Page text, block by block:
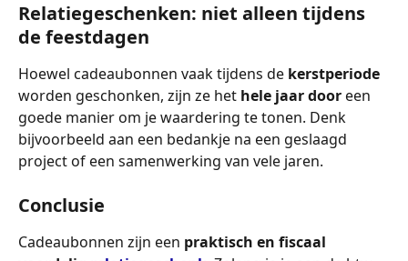
Relatiegeschenken: niet alleen tijdens
de feestdagen
Hoewel cadeaubonnen vaak tijdens de kerstperiode
worden geschonken, zijn ze het hele jaar door een
goede manier om je waardering te tonen. Denk
bijvoorbeeld aan een bedankje na een geslaagd
project of een samenwerking van vele jaren.
Conclusie
Cadeaubonnen zijn een praktisch en fiscaal